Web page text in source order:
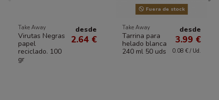
Take Away
Virutas Negras
papel
reciclado. 100
gr
desde
2.64 €
Fuera de stock
Take Away
Tarrina para
helado blanca
240 ml 50 uds
desde
3.99 €
0.08 € / Ud.